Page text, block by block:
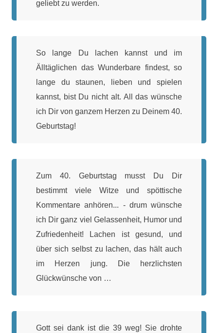
geliebt zu werden.
So lange Du lachen kannst und im
Älltäglichen das Wunderbare findest, so
lange du staunen, lieben und spielen
kannst, bist Du nicht alt. All das wünsche
ich Dir von ganzem Herzen zu Deinem 40.
Geburtstag!
Zum 40. Geburtstag musst Du Dir
bestimmt viele Witze und spöttische
Kommentare anhören... - drum wünsche
ich Dir ganz viel Gelassenheit, Humor und
Zufriedenheit! Lachen ist gesund, und
über sich selbst zu lachen, das hält auch
im Herzen jung. Die herzlichsten
Glückwünsche von …
Gott sei dank ist die 39 weg! Sie drohte